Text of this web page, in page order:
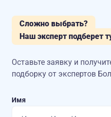
Сложно выбрать?
Наш эксперт подберет
Оставьте заявку и
подборку от экспертов
Имя